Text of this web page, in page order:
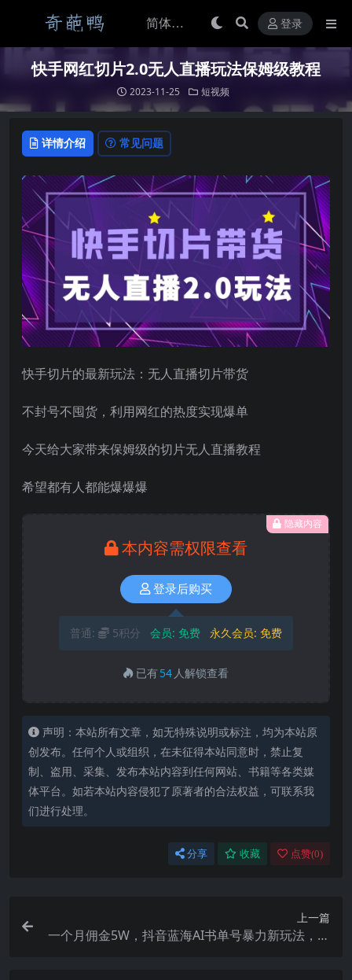
登录
快手网红切片2.0无人直播玩法保姆级教程
2023-11-25 短视频
详情介绍 常见问题
快手切片的最新玩法：无人直播切片带货
不封号不囤货，利用网红的热度实现爆单
今天给大家带来保姆级的切片无人直播教程
希望都有人都能爆爆爆
隐藏内容
本内容需权限查看
登录后购买
普通: 5积分 会员: 免费 永久会员: 免费
已有54 人解锁查看
声明：本站所有文章，如无特殊说明或标注，均为本站原
创发布。任何个人或组织，在未征得本站同意时，禁止复
制、盗用、采集、发布本站内容到任何网站、书籍等各类媒
体平台。如若本站内容侵犯了原著者的合法权益，可联系我
们进行处理。
分享 收藏 点赞(0)
上一篇
一个月佣金5W，抖音蓝海AI书单号暴力新玩法，小